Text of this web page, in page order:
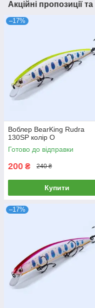
Акційні пропозиції
–17%
Воблер BearKing Rudra
130SP колір O
Готово до відправки
200 ₴ 240 ₴
Купити
–17%